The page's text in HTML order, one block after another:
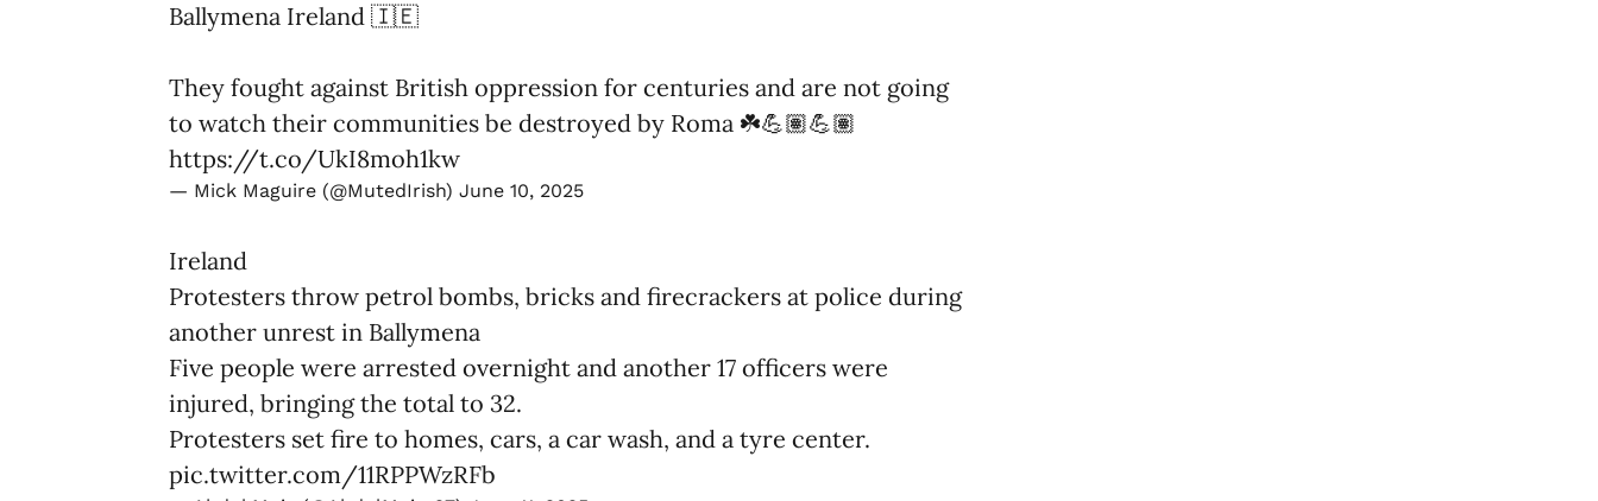
Ballymena Ireland 🇮🇪
They fought against British oppression for centuries and are not going
to watch their communities be destroyed by Roma ☘️💪🏽💪🏽
https://t.co/UkI8moh1kw
— Mick Maguire (@MutedIrish) June 10, 2025
Ireland
Protesters throw petrol bombs, bricks and firecrackers at police during
another unrest in Ballymena
Five people were arrested overnight and another 17 officers were
injured, bringing the total to 32.
Protesters set fire to homes, cars, a car wash, and a tyre center.
pic.twitter.com/11RPPWzRFb